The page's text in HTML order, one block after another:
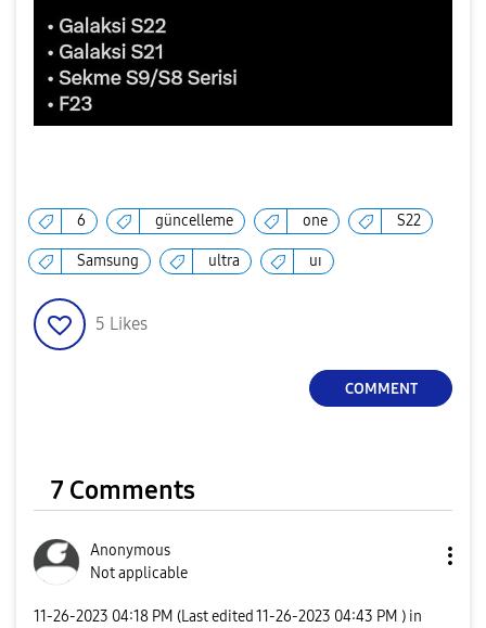
6 güncelleme one S22
Samsung ultra uı
5 Likes
COMMENT
7 Comments
Anonymous
Not applicable
‎11-26-2023 04:18 PM (Last edited ‎11-26-2023 04:43 PM ) in